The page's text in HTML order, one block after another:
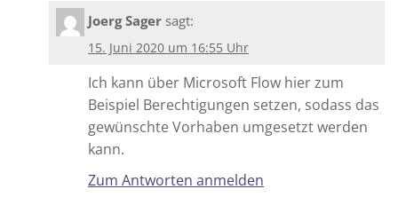
Joerg Sager sagt:
15. Juni 2020 um 16:55 Uhr
Ich kann über Microsoft Flow hier zum
Beispiel Berechtigungen setzen, sodass das
gewünschte Vorhaben umgesetzt werden
kann.
Zum Antworten anmelden